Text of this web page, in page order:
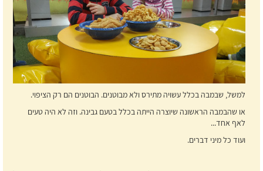
למשל, שבמבה בכלל עשויה מתירס ולא מבוטנים. הבוטנים הם רק הציפוי.
או שהבמבה הראשונה שיוצרה הייתה בכלל בטעם גבינה. וזה לא היה טעים
לאף אחד...
ועוד כל מיני דברים.